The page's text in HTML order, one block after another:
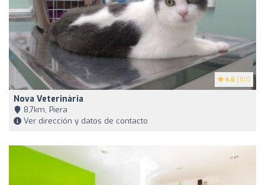
4.6 (101)
Nova Veterinària
8,7km, Piera
Ver dirección y datos de contacto